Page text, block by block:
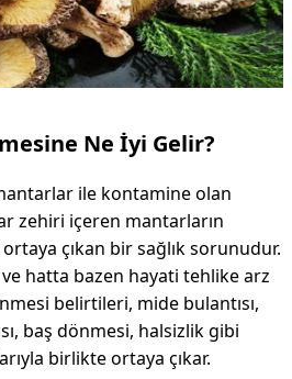
Ne İyi Gelir?
ile kontamine olan
zehiri içeren mantarların
çıkan bir sağlık sorunudur.
hatta bazen hayati tehlike arz
belirtileri, mide bulantısı,
baş dönmesi, halsizlik gibi
birlikte ortaya çıkar.